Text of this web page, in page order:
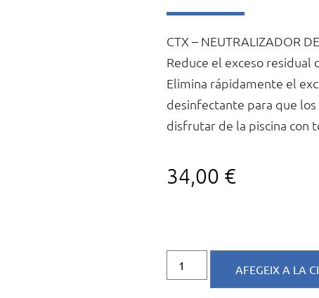
CTX – NEUTRALIZADOR
Reduce el exceso residual
Elimina rápidamente el
desinfectante para que
disfrutar de la piscina con
34,00 €
AFEGEIX A LA